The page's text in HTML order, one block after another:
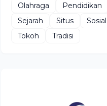
Olahraga
Pendidikan
Sejarah
Situs
Sosial
Tokoh
Tradisi